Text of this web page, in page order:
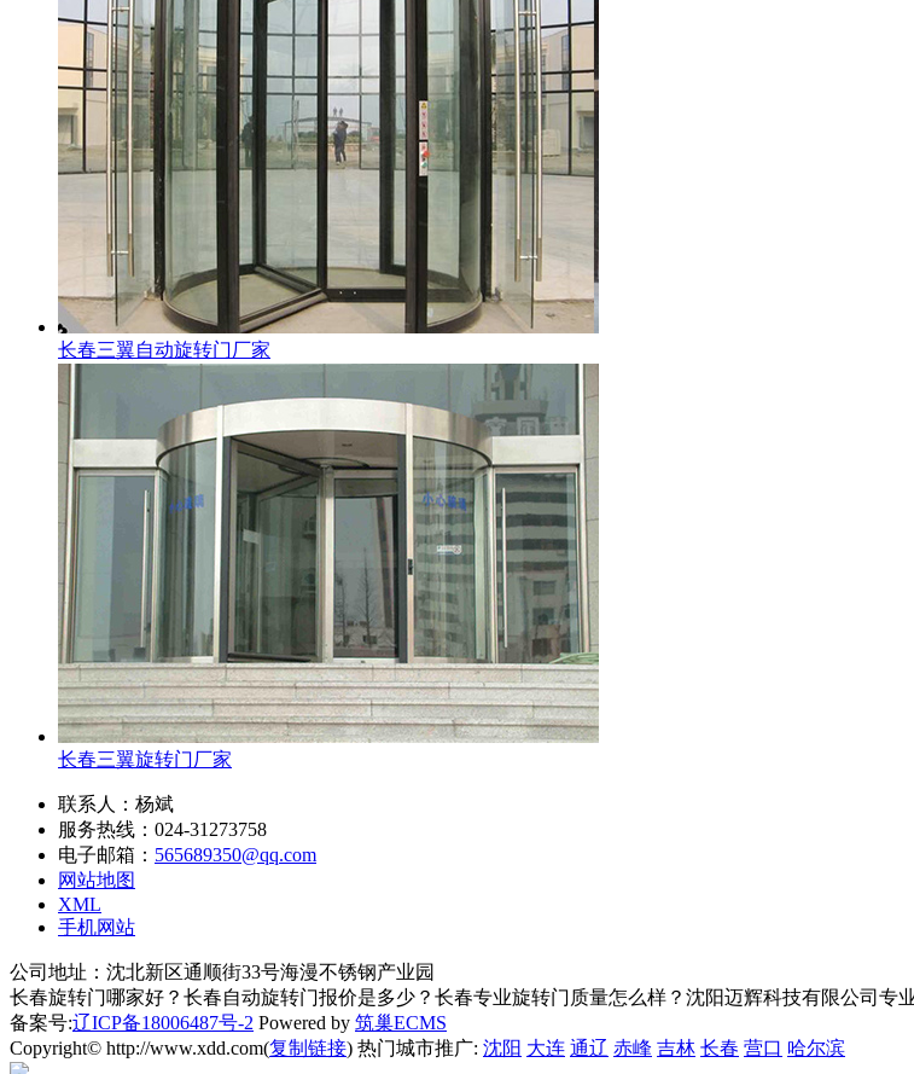
长春三翼自动旋转门厂家
长春三翼旋转门厂家
联系人：杨斌
服务热线：024-31273758
电子邮箱： 565689350@qq.com
网站地图
XML
手机网站
公司地址：沈北新区通顺街33号海漫不锈钢产业园
长春旋转门哪家好？长春自动旋转门报价是多少？长春专业旋转门质量怎么样？沈阳迈辉科技有限公司专
备案号:辽ICP备18006487号-2 Powered by 筑巢ECMS
Copyright© http://www.xdd.com(复制链接) 热门城市推广: 沈阳 大连 通辽 赤峰 吉林 长春 营口 哈尔滨